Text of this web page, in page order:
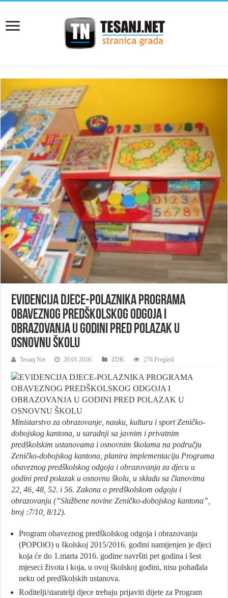
EVIDENCIJA DJECE-POLAZNIKA PROGRAMA
OBAVEZNOG PREDŠKOLSKOG ODGOJA I
OBRAZOVANJA U GODINI PRED POLAZAK U
OSNOVNU ŠKOLU
Tesanj Net 20.01.2016. ZDK 276 Pregledi
Ministarstvo za obrazovanje, nauku, kulturu i sport Zeničko-
dobojskog kantona, u saradnji sa javnim i privatnim
predškolskim ustanovama i osnovnim školama na području
Zeničko-dobojskog kantona, planira implementaciju Programa
obaveznog predškolskog odgoja i obrazovanja za djecu u
godini pred polazak u osnovnu školu, u skladu sa članovima
22, 46, 48, 52. i 56. Zakona o predškolskom odgoju i
obrazovanju (”Službene novine Zeničko-dobojskog kantona”,
broj :7/10, 8/12).
Program obaveznog predškolskog odgoja i obrazovanja
(POPOiO) u školskoj 2015/2016. godini namijenjen je djeci
koja će do 1.marta 2016. godine navršiti pet godina i šest
mjeseci života i koja, u ovoj školskoj godini, nisu pohađala
neku od predškolskih ustanova.
Roditelji/staratelji djece trebaju prijaviti dijete za Program